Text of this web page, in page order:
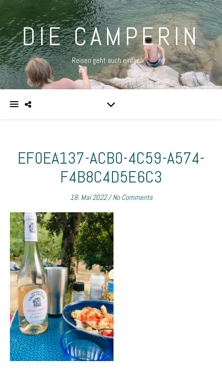
DIE CAMPERIN
Reisen geht auch einfach …
EF0EA137-ACB0-4C59-A574-
F4B8C4D5E6C3
18. Mai 2022/ No Comments